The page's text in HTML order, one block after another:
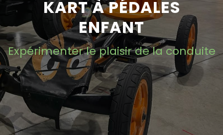
KART À PÉDALES
ENFANT
Expérimenter le plaisir de la conduite